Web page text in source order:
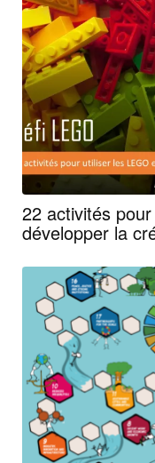
22 activités
développer la